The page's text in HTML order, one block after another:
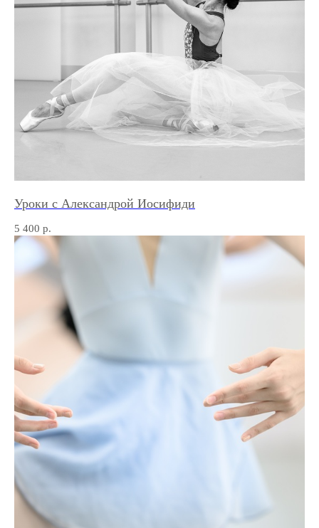
Уроки с Александрой Иосифиди
5 400 р.
КОНТАКТЫ
Мы всегда рады взаимодействию.
Напишите нам по поводу занятий
или задайте интересующие вопросы.
Будьте в курсе актуальных
предложений нашей студии!
*Meta является экстремистской организацией
ПОДПИСАТЬСЯ